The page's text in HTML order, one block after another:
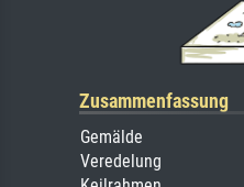
Zusammenfassung
Gemälde
Veredelung